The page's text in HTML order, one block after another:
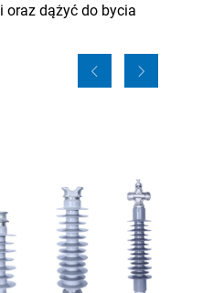
oraz dążyć do bycia